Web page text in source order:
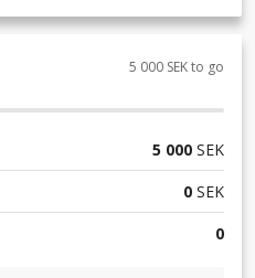
5 000 SEK to go
5 000 SEK
0 SEK
0